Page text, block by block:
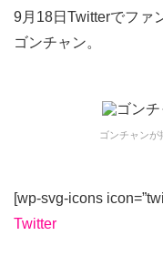
9月18日Twitterでファ
ゴンチャン。
ゴンチャンが
[wp-svg-icons
Twitter